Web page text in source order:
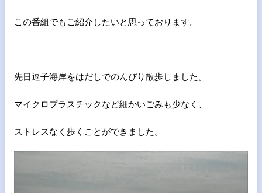
この番組でもご紹介したいと思っております。
先日逗子海岸をはだしでのんびり散歩しました。
マイクロプラスチックなど細かいごみも少なく、
ストレスなく歩くことができました。